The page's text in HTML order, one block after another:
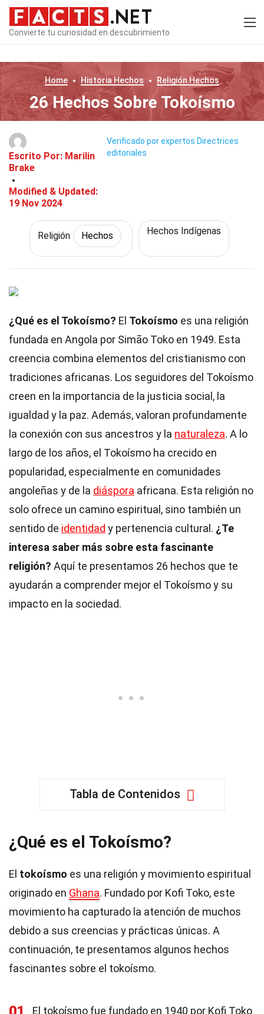
Convierte tu curiosidad en descubrimiento
Home Historia Hechos Religión Hechos
26 Hechos Sobre Tokoísmo
Escrito Por: Marilin
Brake
Modified & Updated:
19 Nov 2024
Verificado por expertos Directrices
editoriales
Religión Hechos Hechos Indígenas
¿Qué es el Tokoísmo? El Tokoísmo es una religión
fundada en Angola por Simão Toko en 1949. Esta
creencia combina elementos del cristianismo con
tradiciones africanas. Los seguidores del Tokoísmo
creen en la importancia de la justicia social, la
igualdad y la paz. Además, valoran profundamente
la conexión con sus ancestros y la naturaleza. A lo
largo de los años, el Tokoísmo ha crecido en
popularidad, especialmente en comunidades
angoleñas y de la diáspora africana. Esta religión no
solo ofrece un camino espiritual, sino también un
sentido de identidad y pertenencia cultural. ¿Te
interesa saber más sobre esta fascinante
religión? Aquí te presentamos 26 hechos que te
ayudarán a comprender mejor el Tokoísmo y su
impacto en la sociedad.
Tabla de Contenidos
¿Qué es el Tokoísmo?
El tokoísmo es una religión y movimiento espiritual
originado en Ghana. Fundado por Kofi Toko, este
movimiento ha capturado la atención de muchos
debido a sus creencias y prácticas únicas. A
continuación, te presentamos algunos hechos
fascinantes sobre el tokoísmo.
El tokoísmo fue fundado en 1940 por Kofi Toko